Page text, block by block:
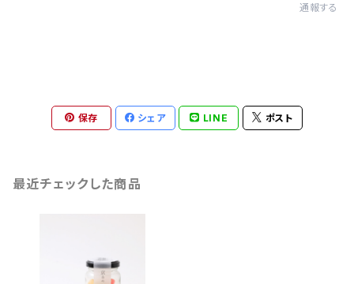
通報する
保存 シェア LINE ポスト
最近チェックした商品